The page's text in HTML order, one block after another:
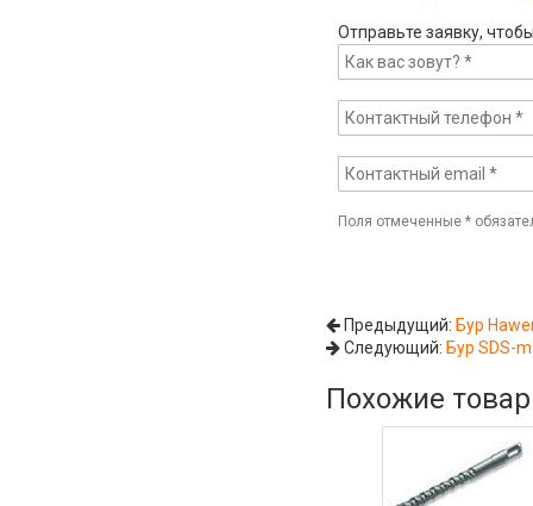
Отправьте заявку,
Поля отмеченные*
Предыдущий: Бур
Следующий: Бур SDS-
Похожие